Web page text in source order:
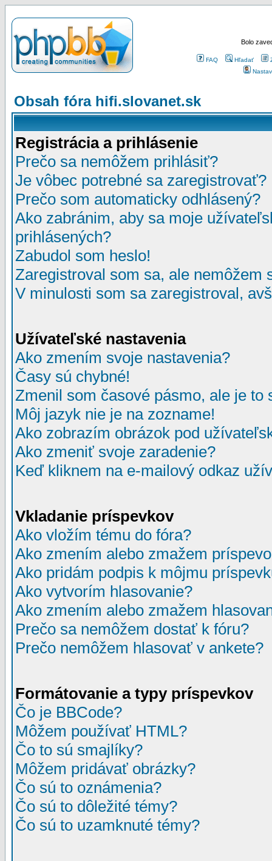
Bolo
FAQ Hľadať
Obsah fóra hifi.slovanet.sk
Registrácia a prihlásenie
Prečo sa nemôžem prihlásiť?
Je vôbec potrebné sa zaregistrovať?
Prečo som automaticky odhlásený?
Ako zabránim, aby sa moje
prihlásených?
Zabudol som heslo!
Zaregistroval som sa, ale nemôžem
V minulosti som sa zaregistroval,
Užívateľské nastavenia
Ako zmením svoje nastavenia?
Časy sú chybné!
Zmenil som časové pásmo, ale je to
Môj jazyk nie je na zozname!
Ako zobrazím obrázok pod
Ako zmeniť svoje zaradenie?
Keď kliknem na e-mailový odkaz
Vkladanie príspevkov
Ako vložím tému do fóra?
Ako zmením alebo zmažem
Ako pridám podpis k môjmu
Ako vytvorím hlasovanie?
Ako zmením alebo zmažem
Prečo sa nemôžem dostať k fóru?
Prečo nemôžem hlasovať v ankete?
Formátovanie a typy príspevkov
Čo je BBCode?
Môžem používať HTML?
Čo to sú smajlíky?
Môžem pridávať obrázky?
Čo sú to oznámenia?
Čo sú to dôležité témy?
Čo sú to uzamknuté témy?